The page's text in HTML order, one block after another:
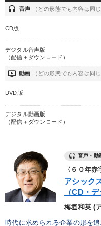
headset 音声 （どの形態でも内容は同じ
CD版
デジタル音声版
（配信＋ダウンロード）
ondemand_video 動画 （どの形態でも内容は同じ
DVD版
デジタル動画版
（配信＋ダウンロード）
音声・動
〈６０年
アシック
（CD・
梅垣和英 (
時代に求められる企業の形を